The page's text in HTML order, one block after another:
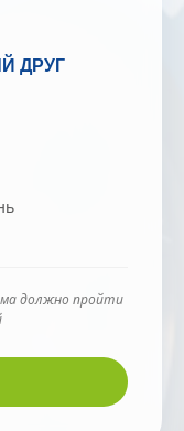
ДРУГ
должно пройти